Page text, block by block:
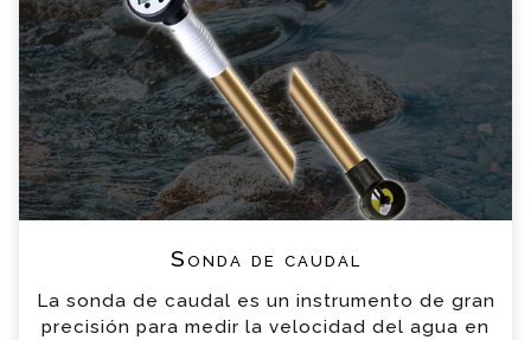
Sonda de caudal
La sonda de caudal es un instrumento de gran
precisión para medir la velocidad del agua en
de nuestro equipo contactara contigo en
breve
Email
*
Teléfono
*
Empresa